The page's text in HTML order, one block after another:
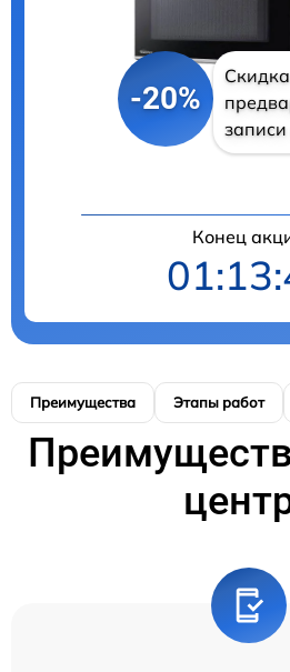
-20%
Конец
Преимущества Этапы работ